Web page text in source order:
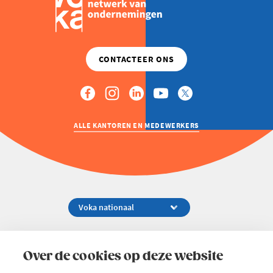
Over de cookies op deze website
ALLE KANTOREN EN MEDEWERKERS
02 229 81 11